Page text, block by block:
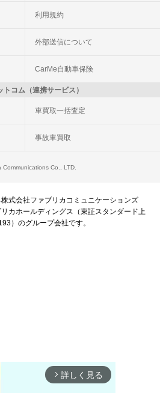
利用規約
外部送信について
CarMe自動車保険
トコム（連携サービス）
車買取一括査定
事故車買取
Communications Co., LTD.
式会社ファブリカコミュニケーションズ
カホールディングス（東証スタンダード上
）のグループ会社です。
arrow_forward_ios 詳しく見る